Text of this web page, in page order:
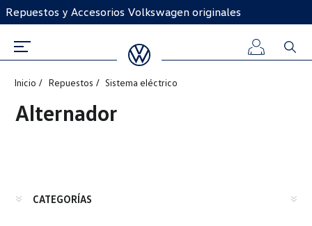
Repuestos y Accesorios Volkswagen originales
Inicio Repuestos Sistema eléctrico
Alternador
CATEGORÍAS